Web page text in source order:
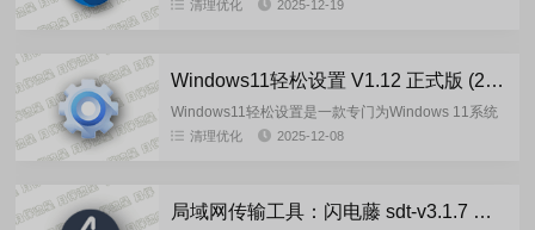
清理优化 2025-12-19
Windows11轻松设置 V1.12 正式版 (20251207)
Windows11轻松设置是一款专门为Windows 11系统
设计的工具软件，具有多种特色功能和亮点。通过界
清理优化 2025-12-08
局域网传输工具：闪电藤 sdt-v3.1.7 安卓版/PC版